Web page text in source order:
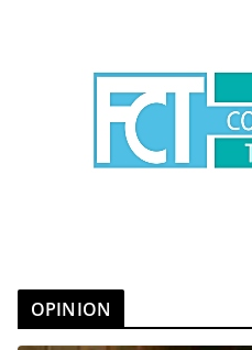
OPINION